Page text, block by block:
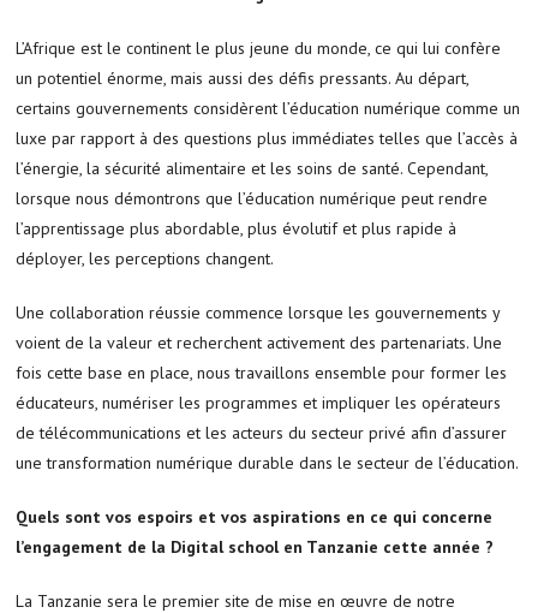
L’Afrique est le continent le plus jeune du monde, ce qui lui confère
un potentiel énorme, mais aussi des défis pressants. Au départ,
certains gouvernements considèrent l’éducation numérique comme un
luxe par rapport à des questions plus immédiates telles que l’accès à
l’énergie, la sécurité alimentaire et les soins de santé. Cependant,
lorsque nous démontrons que l’éducation numérique peut rendre
l’apprentissage plus abordable, plus évolutif et plus rapide à
déployer, les perceptions changent.
Une collaboration réussie commence lorsque les gouvernements y
voient de la valeur et recherchent activement des partenariats. Une
fois cette base en place, nous travaillons ensemble pour former les
éducateurs, numériser les programmes et impliquer les opérateurs
de télécommunications et les acteurs du secteur privé afin d’assurer
une transformation numérique durable dans le secteur de l’éducation.
Quels sont vos espoirs et vos aspirations en ce qui concerne
l’engagement de la Digital school en Tanzanie cette année ?
La Tanzanie sera le premier site de mise en œuvre de notre